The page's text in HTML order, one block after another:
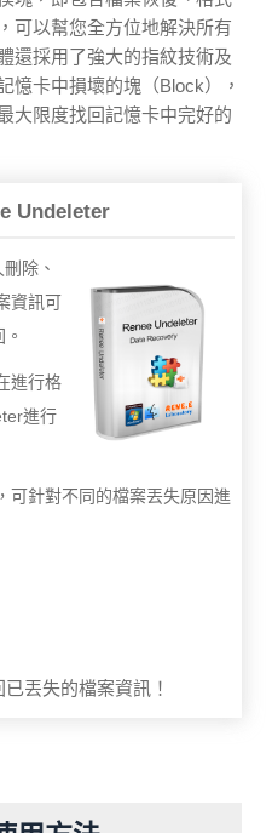
可以幫您全方位地解決所有
還採用了強大的指紋技術及
憶卡中損壞的塊（Block），
大限度找回記憶卡中完好的
Undeleter
除、
資訊可
進行格
進行
可針對不同的檔案丟失原因進
丟失的檔案資訊！